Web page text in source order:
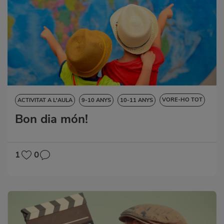
ACTIVITAT A L'AULA 9-10 ANYS 10-11 ANYS VORE-HO TOT
CIÈNCIES DE LA NATURALESA
Bon dia món!
1 0